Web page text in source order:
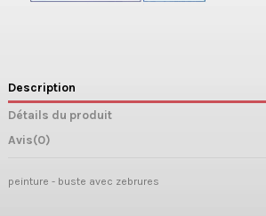
Description
Détails du produit
Avis(0)
peinture - buste avec zebrures